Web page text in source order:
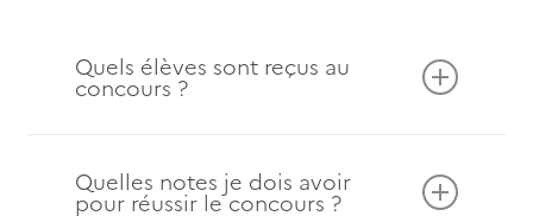
Quels élèves sont reçus au
concours ?
sur la base des notes de première et de
terminale. Pour les épreuves orales, les
Quelles notes je dois avoir
pour réussir le concours ?